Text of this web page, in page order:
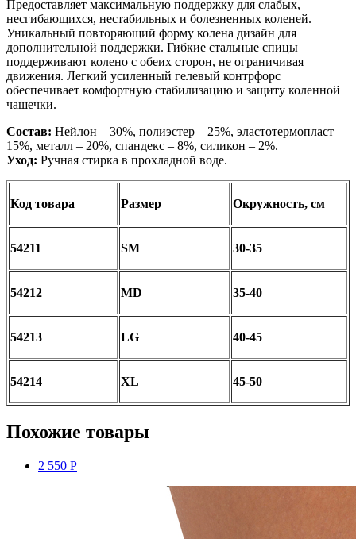
Предоставляет максимальную поддержку для слабых,
несгибающихся, нестабильных и болезненных коленей.
Уникальный повторяющий форму колена дизайн для
дополнительной поддержки. Гибкие стальные спицы
поддерживают колено с обеих сторон, не ограничивая
движения. Легкий усиленный гелевый контрфорс
обеспечивает комфортную стабилизацию и защиту коленной
чашечки.
Состав: Нейлон – 30%, полиэстер – 25%, эластотермопласт –
15%, металл – 20%, спандекс – 8%, силикон – 2%.
Уход: Ручная стирка в прохладной воде.
Код товара Размер Окружность, см
54211 SM 30-35
54212 MD 35-40
54213 LG 40-45
54214 XL 45-50
Похожие товары
2 550 Р